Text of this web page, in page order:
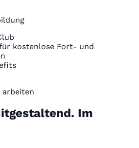
kostenlose Fort- und
arbeiten
Im